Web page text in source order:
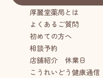
厚麗堂薬局とは
よくあるご質問
初めての方へ
相談予約
店舗紹介 休業日
こうれいどう健康通信